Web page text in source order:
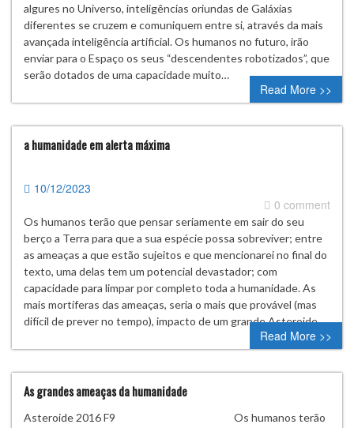
algures no Universo, inteligências oriundas de Galáxias
diferentes se cruzem e comuniquem entre si, através da mais
avançada inteligência artificial. Os humanos no futuro, irão
enviar para o Espaço os seus “descendentes robotizados”, que
serão dotados de uma capacidade muito…
Read More >>
a humanidade em alerta máxima
10/12/2023
0 comment
Os humanos terão que pensar seriamente em sair do seu
berço a Terra para que a sua espécie possa sobreviver; entre
as ameaças a que estão sujeitos e que mencionarei no final do
texto, uma delas tem um potencial devastador; com
capacidade para limpar por completo toda a humanidade. As
mais mortíferas das ameaças, seria o mais que provável (mas
difícil de prever no tempo), impacto de um grande Asteroide…
Read More >>
As grandes ameaças da humanidade
Asteroide 2016 F9 Os humanos terão